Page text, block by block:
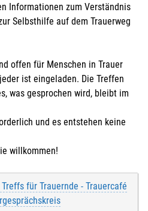
Informationen zum Verständnis
Selbsthilfe auf dem Trauerweg
offen für Menschen in Trauer
ist eingeladen. Die Treffen
was gesprochen wird, bleibt im
und es entstehen keine
willkommen!
für Trauernde - Trauercafé